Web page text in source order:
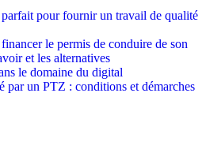
pour fournir un travail de qualité
le permis de conduire de son
et les alternatives
le domaine du digital
par un PTZ : conditions et démarches